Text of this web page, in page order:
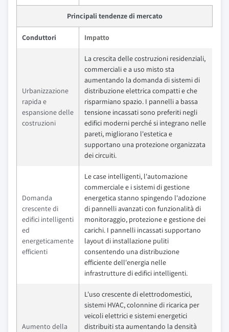
Principali tendenze di mercato
Conduttori Impatto
Urbanizzazione
rapida e
espansione delle
costruzioni
La crescita delle costruzioni residenziali,
commerciali e a uso misto sta
aumentando la domanda di sistemi di
distribuzione elettrica compatti e che
risparmiano spazio. I pannelli a bassa
tensione incassati sono preferiti negli
edifici moderni perché si integrano nelle
pareti, migliorano l'estetica e
supportano una protezione organizzata
dei circuiti.
Domanda
crescente di
edifici intelligenti
ed
energeticamente
efficienti
Le case intelligenti, l'automazione
commerciale e i sistemi di gestione
energetica stanno spingendo l'adozione
di pannelli avanzati con funzionalità di
monitoraggio, protezione e gestione dei
carichi. I pannelli incassati supportano
layout di installazione puliti
consentendo una distribuzione
efficiente dell'energia nelle
infrastrutture di edifici intelligenti.
Aumento della
L'uso crescente di elettrodomestici,
sistemi HVAC, colonnine di ricarica per
veicoli elettrici e sistemi energetici
distribuiti sta aumentando la densità